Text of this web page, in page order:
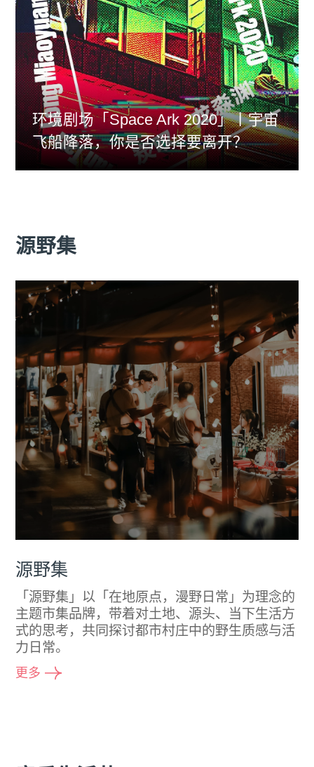
环境剧场「Space Ark 2020」丨宇宙
飞船降落，你是否选择要离开？
源野集
源野集
「源野集」以「在地原点，漫野日常」为理念的
主题市集品牌，带着对土地、源头、当下生活方
式的思考，共同探讨都市村庄中的野生质感与活
力日常。
更多